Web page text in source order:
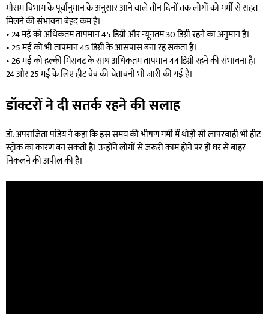
मौसम विभाग के पूर्वानुमान के अनुसार आने वाले तीन दिनों तक लोगों को गर्मी से राहत
मिलने की संभावना बेहद कम है।
• 24 मई को अधिकतम तापमान 45 डिग्री और न्यूनतम 30 डिग्री रहने का अनुमान है।
• 25 मई को भी तापमान 45 डिग्री के आसपास बना रह सकता है।
• 26 मई को हल्की गिरावट के साथ अधिकतम तापमान 44 डिग्री रहने की संभावना है।
24 और 25 मई के लिए हीट वेव की चेतावनी भी जारी की गई है।
डॉक्टरों ने दी सतर्क रहने की सलाह
डॉ. अपराजिता पांडेय ने कहा कि इस समय की भीषण गर्मी में थोड़ी सी लापरवाही भी हीट
स्ट्रोक का कारण बन सकती है। उन्होंने लोगों से जरूरी काम होने पर ही घर से बाहर
निकलने की अपील की है।